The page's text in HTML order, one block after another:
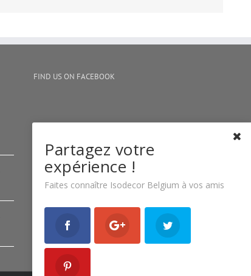
FIND US ON FACEBOOK
Partagez votre
expérience !
Faites connaître Isodecor Belgium à vos amis